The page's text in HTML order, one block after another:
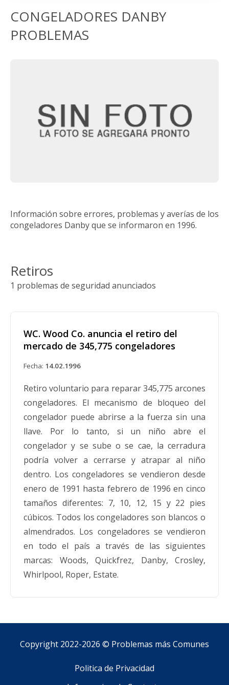
CONGELADORES DANBY
PROBLEMAS
Información sobre errores, problemas y averías de los
congeladores Danby que se informaron en 1996.
Retiros
1 problemas de seguridad anunciados
WC. Wood Co. anuncia el retiro del
mercado de 345,775 congeladores
Fecha: 14.02.1996
Retiro voluntario para reparar 345,775 arcones
congeladores. El mecanismo de bloqueo del
congelador puede abrirse a la fuerza sin una
llave. Por lo tanto, si un niño abre el
congelador y se sube o se cae, la cerradura
podría volver a cerrarse y atrapar al niño
dentro. Los congeladores se vendieron desde
enero de 1991 hasta febrero de 1996 en cinco
tamaños diferentes: 7, 10, 12, 15 y 22 pies
cúbicos. Todos los congeladores son blancos o
almendrados. Los congeladores se vendieron
en todo el país a través de las siguientes
marcas: Woods, Quickfrez, Danby, Crosley,
Whirlpool, Roper, Estate.
Copyright 2022-2026 © Problemas más Comunes
Politica de Privacidad